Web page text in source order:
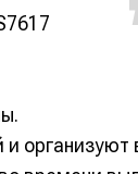
и организуют